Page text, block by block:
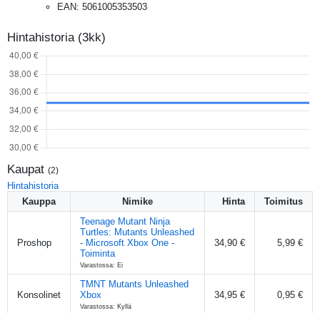
EAN: 5061005353503
Hintahistoria (3kk)
Kaupat (2)
Hintahistoria
Kauppa
Nimike Hinta Toimitus
Proshop
Teenage Mutant Ninja
Turtles: Mutants Unleashed
- Microsoft Xbox One -
Toiminta
Varastossa: Ei
34,90 € 5,99 €
Konsolinet
TMNT Mutants Unleashed
Xbox
Varastossa: Kyllä
34,95 € 0,95 €